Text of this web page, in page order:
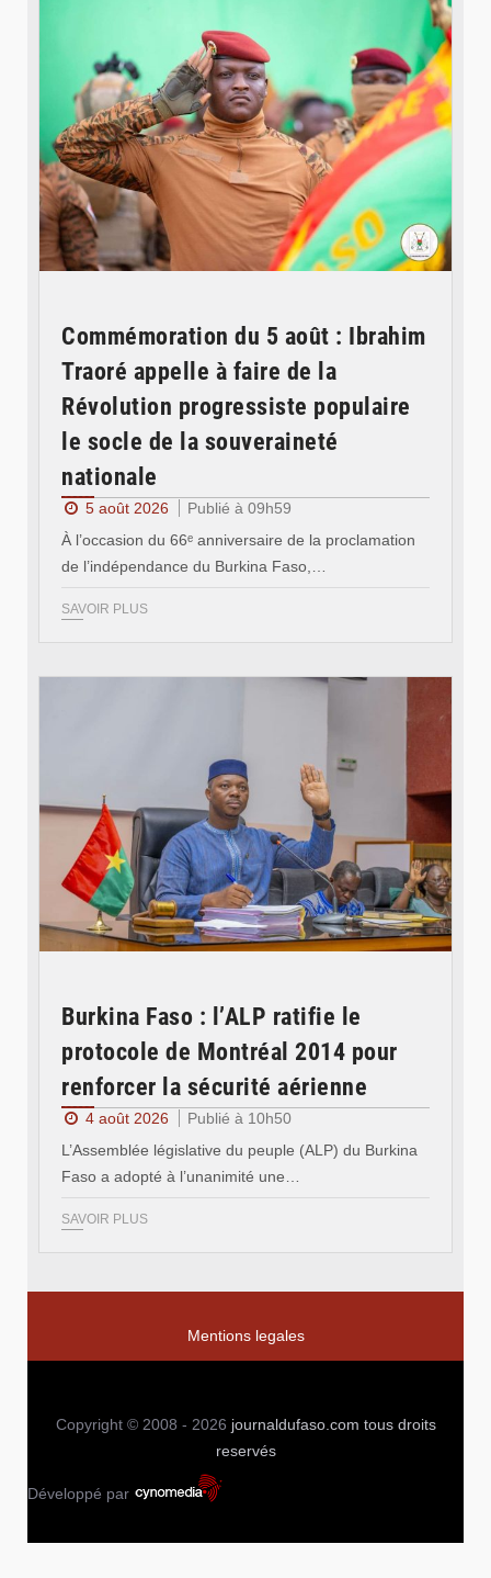
Commémoration du 5 août : Ibrahim
Traoré appelle à faire de la
Révolution progressiste populaire
le socle de la souveraineté
nationale
5 août 2026
Publié à 09h59
À l’occasion du 66ᵉ anniversaire de la proclamation
de l’indépendance du Burkina Faso,…
SAVOIR PLUS
Burkina Faso : l’ALP ratifie le
protocole de Montréal 2014 pour
renforcer la sécurité aérienne
4 août 2026
Publié à 10h50
L’Assemblée législative du peuple (ALP) du Burkina
Faso a adopté à l’unanimité une…
SAVOIR PLUS
Mentions legales
Copyright © 2008 - 2026 journaldufaso.com tous droits
reservés
Développé par